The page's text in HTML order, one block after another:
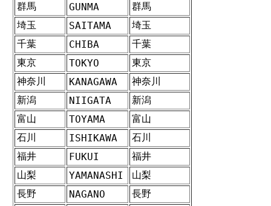
群馬
GUNMA
群馬
埼玉
SAITAMA
埼玉
千葉
CHIBA
千葉
東京
TOKYO
東京
神奈川
KANAGAWA
神奈川
新潟
NIIGATA
新潟
富山
TOYAMA
富山
石川
ISHIKAWA
石川
福井
FUKUI
福井
山梨
YAMANASHI
山梨
長野
NAGANO
長野